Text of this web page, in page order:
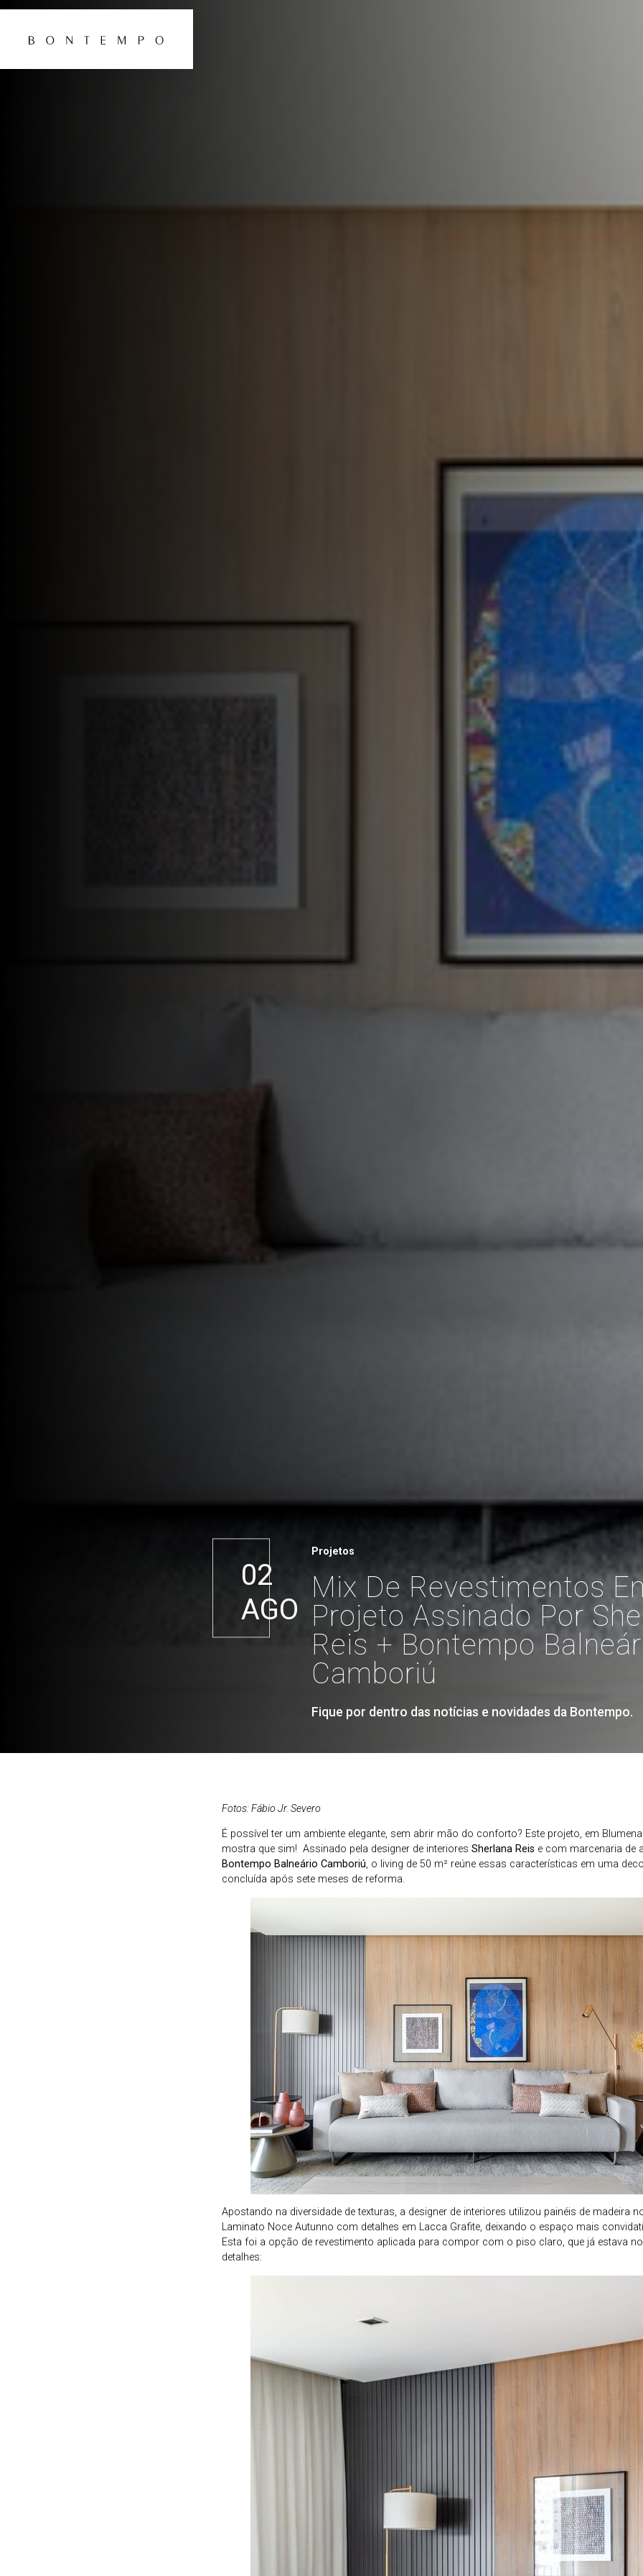
02
AGO
Projetos
Mix De Revestimentos
Projeto Assinado Por
Reis + Bontempo
Camboriú
Fique por dentro das notícias e novidades da Bontempo.
Fotos: Fábio Jr. Severo
É possível ter um ambiente elegante, sem abrir mão do conforto? Este projeto, em
mostra que sim! Assinado pela designer de interioresSherlana Reis e com marcenaria de
Bontempo Balneário Camboriú, o living de 50 m² reúne essas características em uma
concluída após sete meses de reforma.
Apostando na diversidade de texturas, a designer de interiores utilizou painéis de madeira
Laminato Noce Autunno com detalhes em Lacca Grafite, deixando o espaço mais
Esta foi a opção de revestimento aplicada para compor com o piso claro, que já estava
detalhes: